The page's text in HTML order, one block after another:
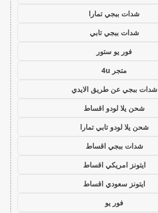
شدات ببجي تمارا
شدات ببجي تابي
فور يو ستور
متجر 4u
شدات ببجي عن طريق الايدي
شحن يلا لودو اقساط
شحن يلا لودو تابي تمارا
شدات ببجي اقساط
ايتونز امريكي اقساط
ايتونز سعودي اقساط
فور يو